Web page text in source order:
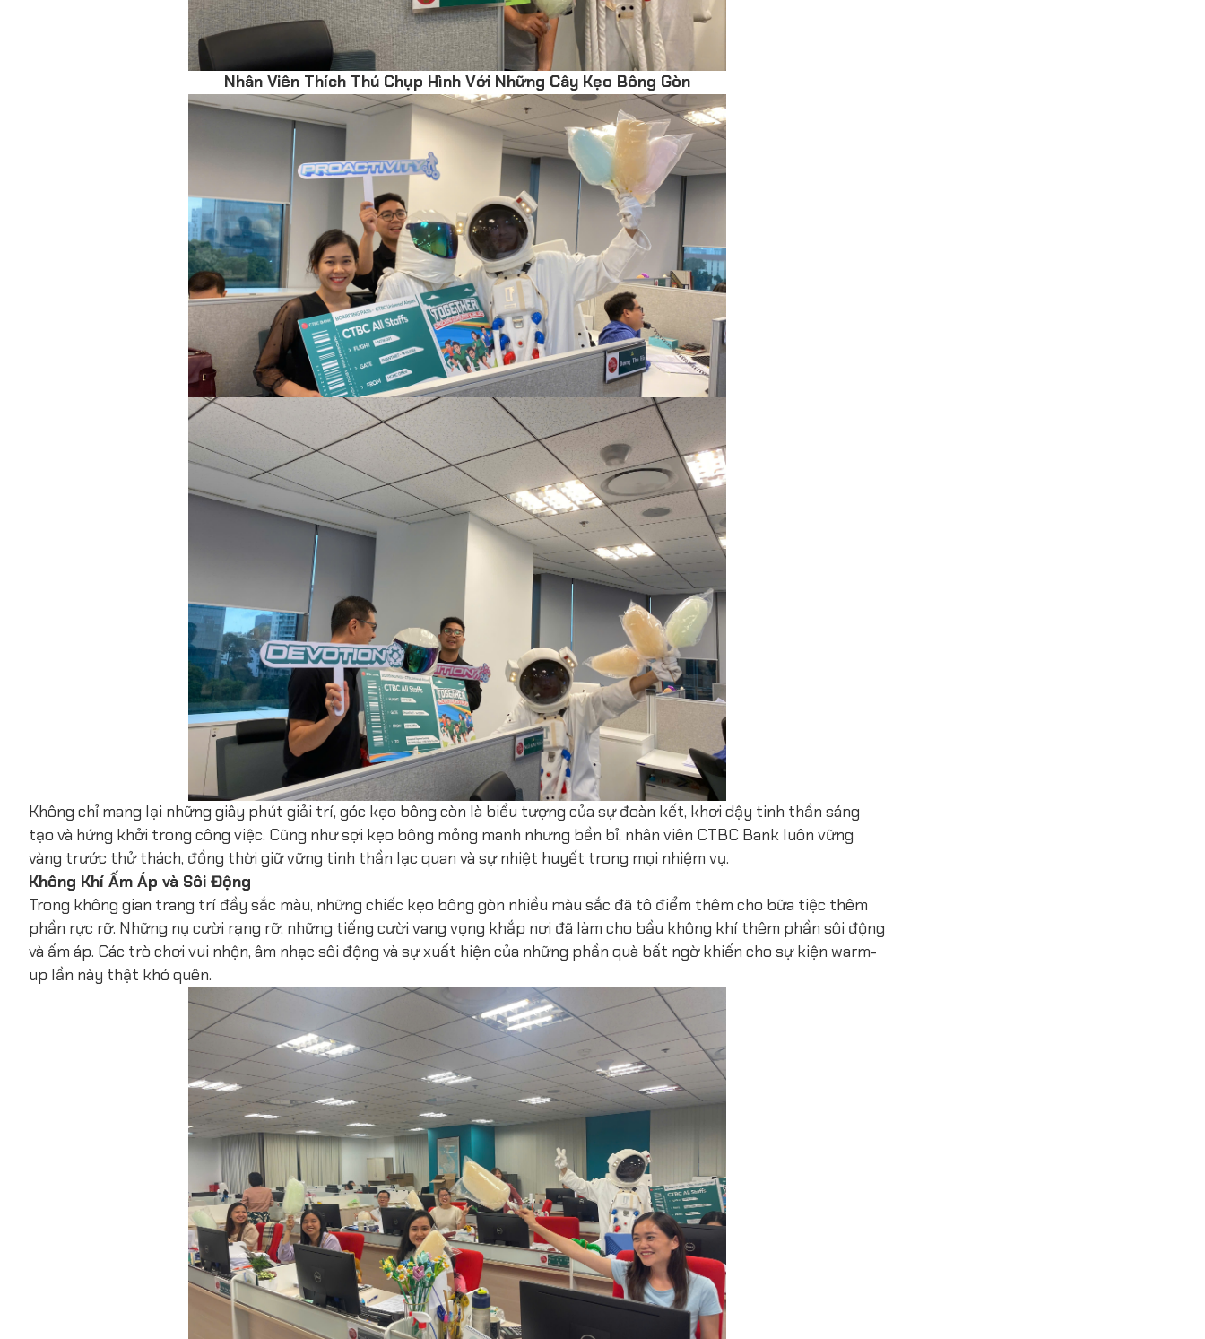
Nhân Viên Thích Thú Chụp Hình Với Những Cây Kẹo Bông Gòn
Không chỉ mang lại những giây phút giải trí, góc kẹo bông còn là biểu tượng của sự đoàn kết, khơi dậy tinh thần sáng
tạo và hứng khởi trong công việc. Cũng như sợi kẹo bông mỏng manh nhưng bền bỉ, nhân viên CTBC Bank luôn vững
vàng trước thử thách, đồng thời giữ vững tinh thần lạc quan và sự nhiệt huyết trong mọi nhiệm vụ.
Không Khí Ấm Áp và Sôi Động
Trong không gian trang trí đầy sắc màu, những chiếc kẹo bông gòn nhiều màu sắc đã tô điểm thêm cho bữa tiệc thêm
phần rực rỡ. Những nụ cười rạng rỡ, những tiếng cười vang vọng khắp nơi đã làm cho bầu không khí thêm phần sôi động
và ấm áp. Các trò chơi vui nhộn, âm nhạc sôi động và sự xuất hiện của những phần quà bất ngờ khiến cho sự kiện warm-
up lần này thật khó quên.